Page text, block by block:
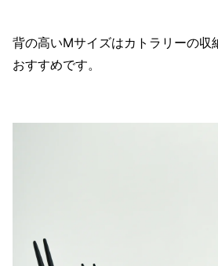
背の高いMサイズはカトラリーの収
おすすめです。